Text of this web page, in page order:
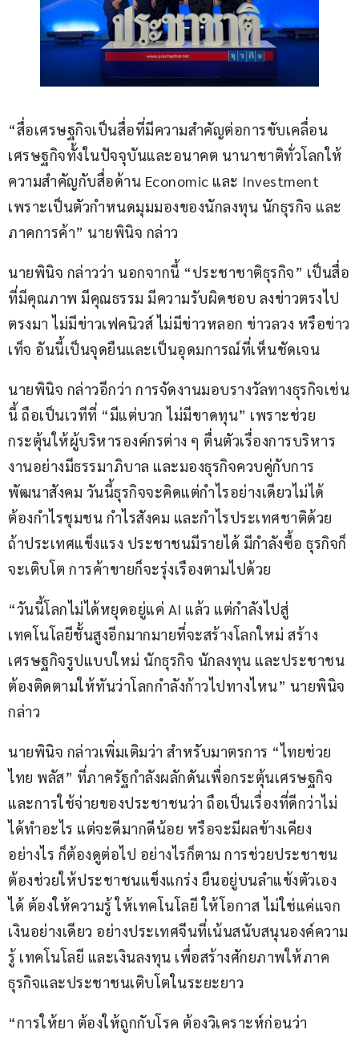
“สื่อเศรษฐกิจเป็นสื่อที่มีความสำคัญต่อการขับเคลื่อน
เศรษฐกิจทั้งในปัจจุบันและอนาคต นานาชาติทั่วโลกให้
ความสำคัญกับสื่อด้าน Economic และ Investment
เพราะเป็นตัวกำหนดมุมมองของนักลงทุน นักธุรกิจ และ
ภาคการค้า” นายพินิจ กล่าว
นายพินิจ กล่าวว่า นอกจากนี้ “ประชาชาติธุรกิจ” เป็นสื่อ
ที่มีคุณภาพ มีคุณธรรม มีความรับผิดชอบ ลงข่าวตรงไป
ตรงมา ไม่มีข่าวเฟคนิวส์ ไม่มีข่าวหลอก ข่าวลวง หรือข่าว
เท็จ อันนี้เป็นจุดยืนและเป็นอุดมการณ์ที่เห็นชัดเจน
นายพินิจ กล่าวอีกว่า การจัดงานมอบรางวัลทางธุรกิจเช่น
นี้ ถือเป็นเวทีที่ “มีแต่บวก ไม่มีขาดทุน” เพราะช่วย
กระตุ้นให้ผู้บริหารองค์กรต่าง ๆ ตื่นตัวเรื่องการบริหาร
งานอย่างมีธรรมาภิบาล และมองธุรกิจควบคู่กับการ
พัฒนาสังคม วันนี้ธุรกิจจะคิดแต่กำไรอย่างเดียวไม่ได้
ต้องกำไรชุมชน กำไรสังคม และกำไรประเทศชาติด้วย
ถ้าประเทศแข็งแรง ประชาชนมีรายได้ มีกำลังซื้อ ธุรกิจก็
จะเติบโต การค้าขายก็จะรุ่งเรืองตามไปด้วย
“วันนี้โลกไม่ได้หยุดอยู่แค่ AI แล้ว แต่กำลังไปสู่
เทคโนโลยีชั้นสูงอีกมากมายที่จะสร้างโลกใหม่ สร้าง
เศรษฐกิจรูปแบบใหม่ นักธุรกิจ นักลงทุน และประชาชน
ต้องติดตามให้ทันว่าโลกกำลังก้าวไปทางไหน” นายพินิจ
กล่าว
นายพินิจ กล่าวเพิ่มเติมว่า สำหรับมาตรการ “ไทยช่วย
ไทย พลัส” ที่ภาครัฐกำลังผลักดันเพื่อกระตุ้นเศรษฐกิจ
และการใช้จ่ายของประชาชนว่า ถือเป็นเรื่องที่ดีกว่าไม่
ได้ทำอะไร แต่จะดีมากดีน้อย หรือจะมีผลข้างเคียง
อย่างไร ก็ต้องดูต่อไป อย่างไรก็ตาม การช่วยประชาชน
ต้องช่วยให้ประชาชนแข็งแกร่ง ยืนอยู่บนลำแข้งตัวเอง
ได้ ต้องให้ความรู้ ให้เทคโนโลยี ให้โอกาส ไม่ใช่แค่แจก
เงินอย่างเดียว อย่างประเทศจีนที่เน้นสนับสนุนองค์ความ
รู้ เทคโนโลยี และเงินลงทุน เพื่อสร้างศักยภาพให้ภาค
ธุรกิจและประชาชนเติบโตในระยะยาว
“การให้ยา ต้องให้ถูกกับโรค ต้องวิเคราะห์ก่อนว่า